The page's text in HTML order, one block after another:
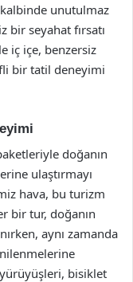
unutulmaz
seyahat fırsatı
iç içe, benzersiz
bir tatil deneyimi
doğanın
ulaştırmayı
hava, bu turizm
bir tur, doğanın
aynı zamanda
bisiklet